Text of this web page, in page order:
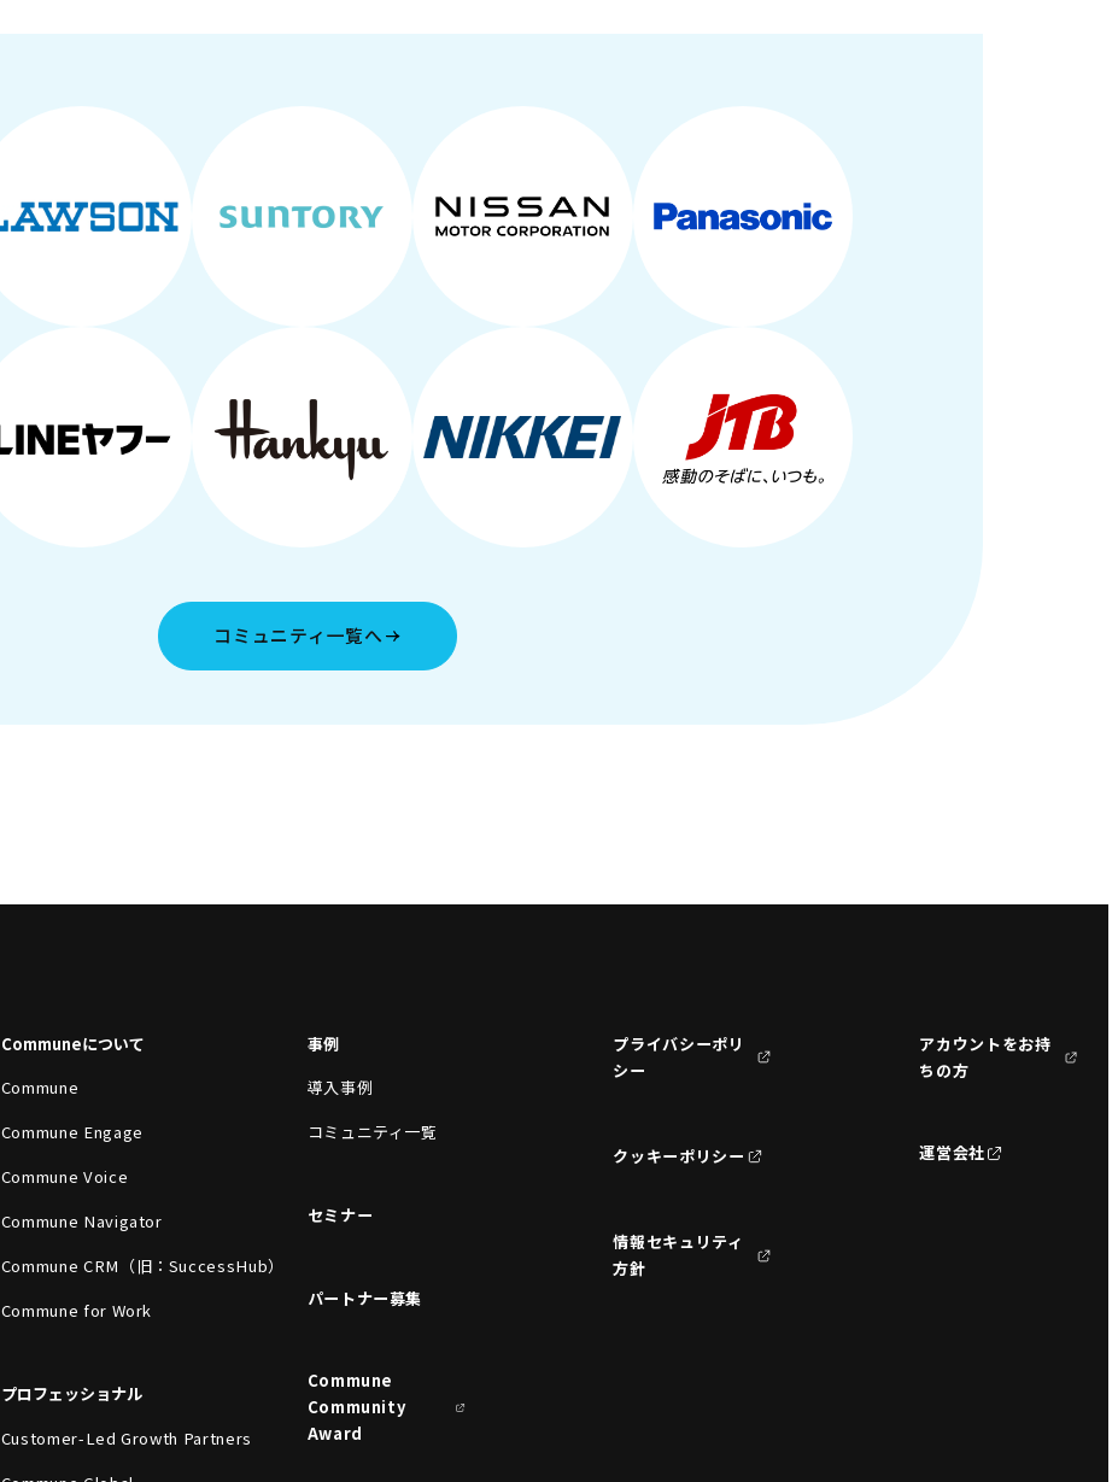
コミュニティ一覧へ
Communeについて
Commune
Commune Engage
Commune Voice
Commune Navigator
Commune CRM（旧：SuccessHub）
Commune for Work
プロフェッショナル
Customer-Led Growth Partners
事例
導入事例
コミュニティ一覧
セミナー
パートナー募集
Commune
Community
Award
プライバシーポリ
シー
クッキーポリシー
情報セキュリティ
方針
アカウントをお持
ちの方
運営会社